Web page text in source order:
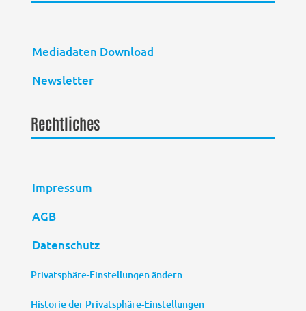
Mediadaten Download
Newsletter
Rechtliches
Impressum
AGB
Datenschutz
Privatsphäre-Einstellungen ändern
Historie der Privatsphäre-Einstellungen